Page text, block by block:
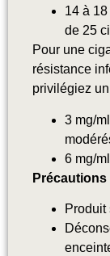
14 à
de 25
Pour une
résistance
privilégiez
3 mg/
6 mg/
Précautions
Produit